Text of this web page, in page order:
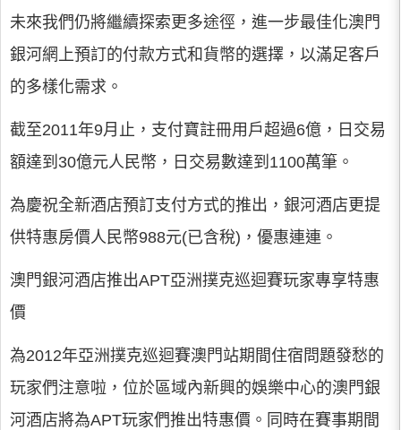
未來我們仍將繼續探索更多途徑，進一步最佳化澳門
銀河網上預訂的付款方式和貨幣的選擇，以滿足客戶
的多樣化需求。
截至2011年9月止，支付寶註冊用戶超過6億，日交易
額達到30億元人民幣，日交易數達到1100萬筆。
為慶祝全新酒店預訂支付方式的推出，銀河酒店更提
供特惠房價人民幣988元(已含稅)，優惠連連。
澳門銀河酒店推出APT亞洲撲克巡迴賽玩家專享特惠
價
為2012年亞洲撲克巡迴賽澳門站期間住宿問題發愁的
玩家們注意啦，位於區域內新興的娛樂中心的澳門銀
河酒店將為APT玩家們推出特惠價。同時在賽事期間